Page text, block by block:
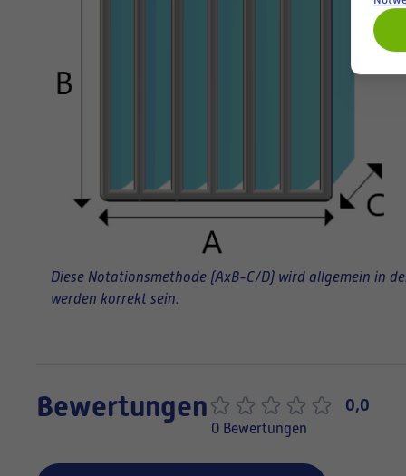
Diese Notationsmethode (AxB-C/D) wird allgemein in
werden korrekt sein.
Bewertungen 0,0
0 Bewertungen